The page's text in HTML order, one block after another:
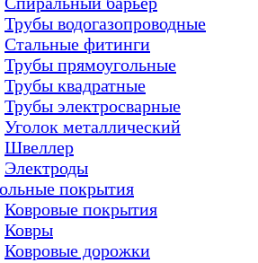
Трубы водогазопроводные
Стальные фитинги
Трубы прямоугольные
Трубы квадратные
Трубы электросварные
Уголок металлический
Швеллер
Электроды
покрытия
Ковровые покрытия
Ковры
Ковровые дорожки